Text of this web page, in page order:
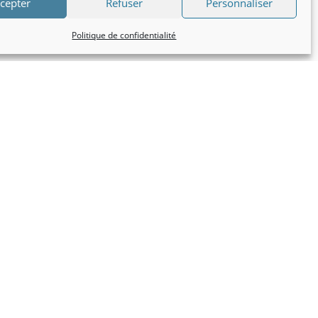
Politique de confidentialité